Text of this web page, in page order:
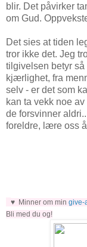
blir. Det påvirker
om Gud.
Det sies at tiden
tror ikke det. Jeg
tilgivelsen betyr så
kjærlighet, fra
selv - er det som
kan ta vekk noe
de forsvinner
foreldre, lære oss
♥ Minner om min give-
Bli med du og!